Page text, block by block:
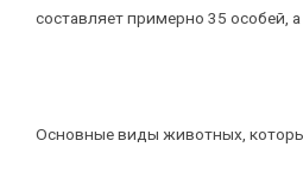
составляет примерно 35 особей,
Основные виды животных,